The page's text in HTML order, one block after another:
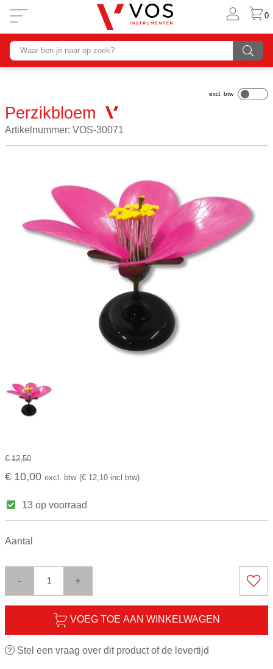
0
Perzikbloem
Artikelnummer: VOS-30071
€ 12,50
€ 10,00 excl. btw (€ 12,10 incl btw)
13 op voorraad
Aantal
- +
VOEG TOE AAN WINKELWAGEN
Stel een vraag over dit product of de levertijd